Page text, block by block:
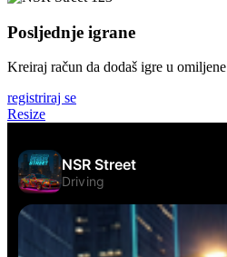
Posljednje igrane
Kreiraj račun da dodaš igre u omiljene
registriraj se
Resize